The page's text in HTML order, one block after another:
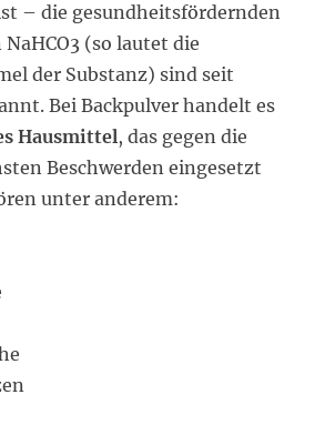
– die gesundheitsfördernden
(so lautet die
der Substanz) sind seit
Bei Backpulver handelt es
Hausmittel, das gegen die
Beschwerden eingesetzt
unter anderem: